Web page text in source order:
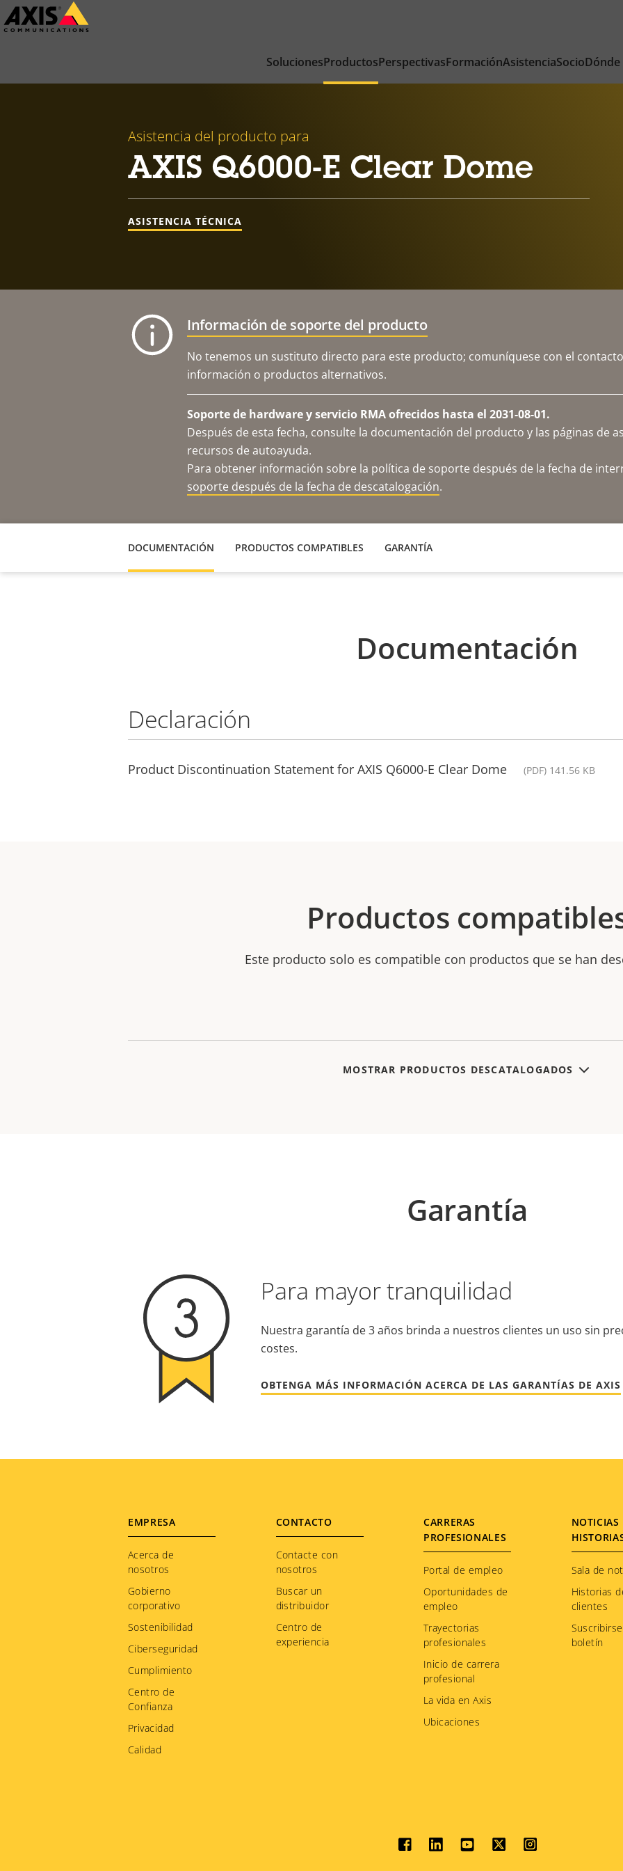
Saltar
al
SolucionesProductosPerspectivasFormaciónAsistenciaSocio
Asistencia del producto para
AXIS Q6000-E Clear Dome
ASISTENCIA TÉCNICA
Información de soporte del producto
No tenemos un sustituto directo para este producto; comuníquese con el
información o productos alternativos.
Soporte de hardware y servicio RMA ofrecidos hasta el 2031-08-01.
Después de esta fecha, consulte la documentación del producto y las páginas de
recursos de autoayuda.
Para obtener información sobre la política de soporte después de la fecha de
soporte después de la fecha de descatalogación.
DOCUMENTACIÓN PRODUCTOS COMPATIBLES GARANTÍA
Documentación
Declaración
Product Discontinuation Statement for AXIS Q6000-E Clear Dome (PDF) 141.56 KB
Productos
Este producto solo es compatible con productos que se han
MOSTRAR PRODUCTOS DESCATALOGADOS
Garantía
Para mayor tranquilidad
Nuestra garantía de 3 años brinda a nuestros clientes un uso sin
costes.
OBTENGA MÁS INFORMACIÓN ACERCA DE LAS GARANTÍAS DE AXIS
Footer
menu
EMPRESA
Acerca de
nosotros
Gobierno
corporativo
Sostenibilidad
Ciberseguridad
Cumplimiento
Centro de
Confianza
Privacidad
Calidad
CONTACTO
Contacte con
nosotros
Buscar un
distribuidor
Centro de
experiencia
CARRERAS
PROFESIONALES
Portal de empleo
Oportunidades de
empleo
Trayectorias
profesionales
Inicio de carrera
profesional
La vida en Axis
Ubicaciones
NOTICIAS
Sala de
Historias
clientes
boletín
Social